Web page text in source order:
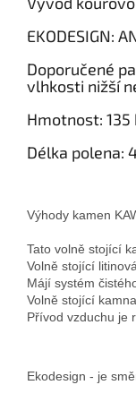
EKODESIGN:
Doporučené
vlhkosti nižší
Hmotnost: 135
Délka polena:
Výhody kamen
Tato volně stojící
Volně stojící
Májí systém
Volně stojící
Přívod vzduchu je
Ekodesign - je